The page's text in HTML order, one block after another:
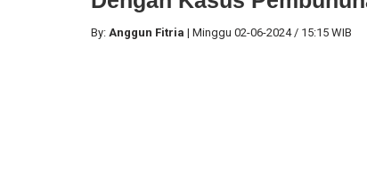
By: Anggun Fitria | Minggu 02-06-2024 / 15:15 WIB